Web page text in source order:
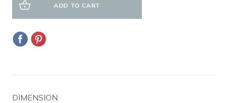
ADD TO CART
DIMENSION